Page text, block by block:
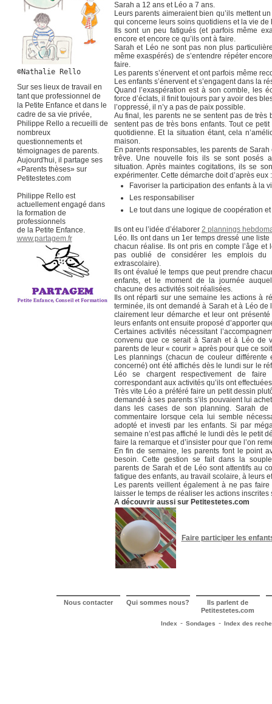
©Nathalie Rello
Sur ses lieux de travail en
tant que professionnel de
la Petite Enfance et dans le
cadre de sa vie privée,
Philippe Rello a recueilli de
nombreux
questionnements et
témoignages de parents.
Aujourd'hui, il partage ses
«Parents thèses» sur
Petitestetes.com
Philippe Rello est
actuellement engagé dans
la formation de
professionnels
de la Petite Enfance.
www.partagem.fr
Sarah a 12 ans et Léo a 7 ans.
Leurs parents aimeraient bien qu’ils mettent
qui concerne leurs soins quotidiens et la vie de
Ils sont un peu fatigués (et parfois même
encore et encore ce qu’ils ont à faire.
Sarah et Léo ne sont pas non plus
même exaspérés) de s’entendre répéter
faire.
Les parents s’énervent et ont parfois même
Les enfants s’énervent et s’engagent dans la
Quand l’exaspération est à son comble, les
force d’éclats, il finit toujours par y avoir des
l’oppressé, il n’y a pas de paix possible.
Au final, les parents ne se sentent pas de très
sentent pas de très bons enfants. Tout ce
quotidienne. Et la situation étant, cela
maison.
En parents responsables, les parents de
trêve. Une nouvelle fois ils se sont posés
situation. Après maintes cogitations, ils se
expérimenter. Cette démarche doit d’après eux :
Favoriser la participation des enfants à la
Les responsabiliser
Le tout dans une logique de coopération
Ils ont eu l’idée d’élaborer 2 plannings
Léo. Ils ont dans un 1er temps dressé une
chacun réalise. Ils ont pris en compte l’âge et
pas oublié de considérer les emplois du
extrascolaire).
Ils ont évalué le temps que peut prendre
enfants, et le moment de la journée
chacune des activités soit réalisées.
Ils ont réparti sur une semaine les actions à
terminée, ils ont demandé à Sarah et à Léo
clairement leur démarche et leur ont
leurs enfants ont ensuite proposé d’apporter
Certaines activités nécessitant
convenu que ce serait à Sarah et à Léo de
parents de leur « courir » après pour que ce
Les plannings (chacun de couleur différente
concerné) ont été affichés dès le lundi sur le
Léo se chargent respectivement de
correspondant aux activités qu’ils ont
Très vite Léo a préféré faire un petit dessin
demandé à ses parents s’ils pouvaient lui
dans les cases de son planning. Sarah
commentaire lorsque cela lui semble
adopté et investi par les enfants. Si par
semaine n’est pas affiché le lundi dès le petit
faire la remarque et d’insister pour que l’on
En fin de semaine, les parents font le point
besoin. Cette gestion se fait dans la
parents de Sarah et de Léo sont attentifs au
fatigue des enfants, au travail scolaire, à leurs
Les parents veillent également à ne pas
laisser le temps de réaliser les actions
A découvrir aussi sur Petitestetes.com
Faire participer les
Nous contacter Qui sommes nous? Ils parlent de
Petitestetes.com
Index - Sondages - Index des